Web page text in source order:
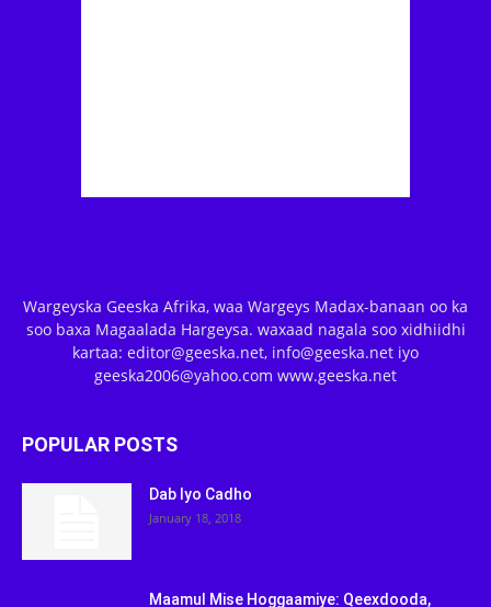
Wargeyska Geeska Afrika, waa Wargeys Madax-banaan oo ka
soo baxa Magaalada Hargeysa. waxaad nagala soo xidhiidhi
kartaa: editor@geeska.net, info@geeska.net iyo
geeska2006@yahoo.com www.geeska.net
POPULAR POSTS
Dab Iyo Cadho
January 18, 2018
Maamul Mise Hoggaamiye: Qeexdooda,